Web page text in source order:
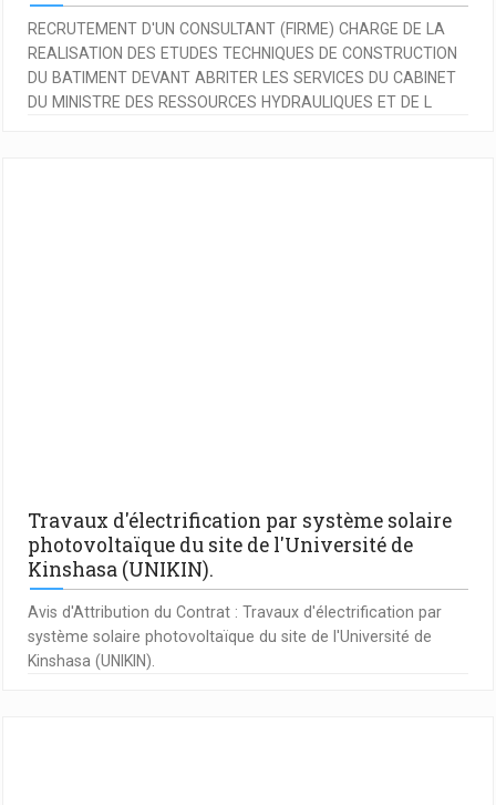
RECRUTEMENT D'UN CONSULTANT (FIRME) CHARGE DE LA
REALISATION DES ETUDES TECHNIQUES DE CONSTRUCTION
DU BATIMENT DEVANT ABRITER LES SERVICES DU CABINET
DU MINISTRE DES RESSOURCES HYDRAULIQUES ET DE L
Travaux d'électrification par système solaire
photovoltaïque du site de l'Université de
Kinshasa (UNIKIN).
Avis d'Attribution du Contrat : Travaux d'électrification par
système solaire photovoltaïque du site de l'Université de
Kinshasa (UNIKIN).